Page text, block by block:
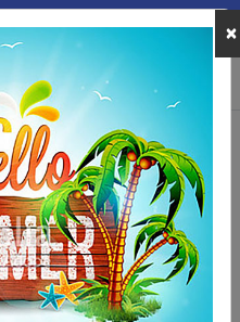
da Basket Palloni da minibasket
SB4Y-AD misura 4
×